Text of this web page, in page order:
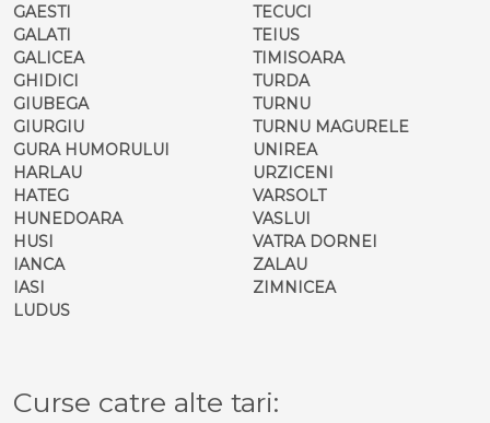
GAESTI
GALATI
GALICEA
GHIDICI
GIUBEGA
GIURGIU
GURA HUMORULUI
HARLAU
HATEG
HUNEDOARA
HUSI
IANCA
IASI
LUDUS
TECUCI
TEIUS
TIMISOARA
TURDA
TURNU
TURNU MAGURELE
UNIREA
URZICENI
VARSOLT
VASLUI
VATRA DORNEI
ZALAU
ZIMNICEA
Curse catre alte tari: